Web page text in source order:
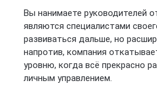
Вы нанимаете руководителей
являются специалистами
развиваться дальше, но
напротив, компания
уровню, когда всё прекрасно
личным управлением.